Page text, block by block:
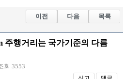
해외축구
국내축구
이전 다음 목록
주행거리는 국가기준의 다름
회 3553